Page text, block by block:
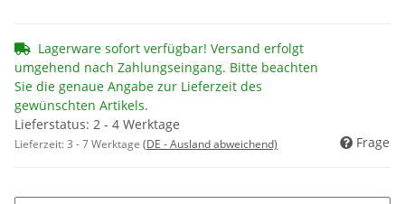
Lagerware sofort verfügbar! Versand erfolgt
umgehend nach Zahlungseingang. Bitte beachten
Sie die genaue Angabe zur Lieferzeit des
gewünschten Artikels.
Lieferstatus: 2 - 4 Werktage
Lieferzeit:3 - 7 Werktage (DE - Ausland abweichend) Frage